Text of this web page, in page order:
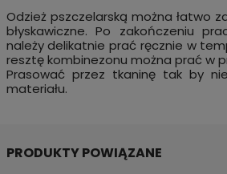
Odzież pszczelarską można łatwo
błyskawiczne. Po zakończeniu
należy delikatnie prać ręcznie w
resztę kombinezonu można prać w
Prasować przez tkaninę tak by
materiału.
PRODUKTY POWIĄZANE